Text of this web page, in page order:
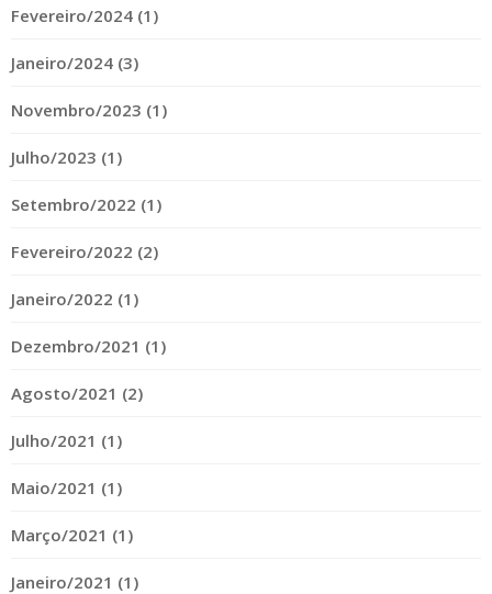
Fevereiro/2024 (1)
Janeiro/2024 (3)
Novembro/2023 (1)
Julho/2023 (1)
Setembro/2022 (1)
Fevereiro/2022 (2)
Janeiro/2022 (1)
Dezembro/2021 (1)
Agosto/2021 (2)
Julho/2021 (1)
Maio/2021 (1)
Março/2021 (1)
Janeiro/2021 (1)